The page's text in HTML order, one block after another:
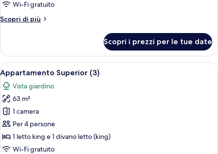
Wi-Fi gratuito
Scopri di più
Altri
Superior
(2)
Scopri i prezzi per le tue date
Apri
tutte
le
foto
per
Appartamento
Superior
(3)
Un soggiorno moderno con angolo
8
Appartamento Superior (3)
Vista giardino
63 m²
1 camera
Per 4 persone
1 letto king e 1 divano letto (king)
Wi-Fi gratuito